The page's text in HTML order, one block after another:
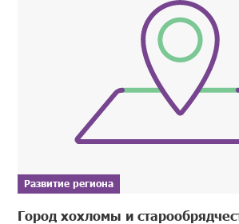
Развитие региона
Город хохломы и